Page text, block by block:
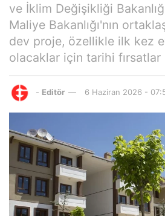
ve İklim Değişikliği
Maliye Bakanlığı'nın
dev proje, özellikle ilk kez
olacaklar için tarihi fırsatlar
- Editör 6 Haziran 2026 -